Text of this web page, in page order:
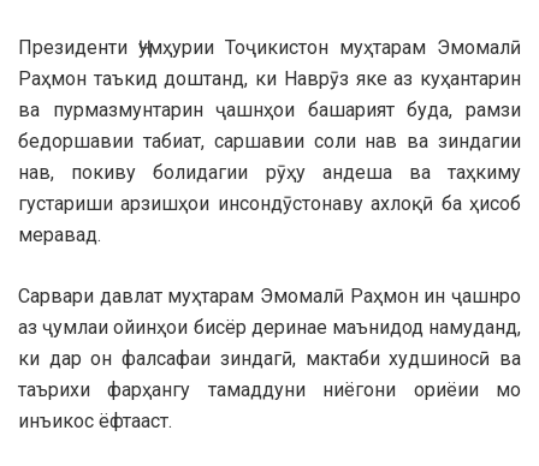
Президенти Ҷумҳурии Тоҷикистон муҳтарам Эмомалӣ
Раҳмон таъкид доштанд, ки Наврӯз яке аз куҳантарин
ва пурмазмунтарин ҷашнҳои башарият буда, рамзи
бедоршавии табиат, саршавии соли нав ва зиндагии
нав, покиву болидагии рӯҳу андеша ва таҳкиму
густариши арзишҳои инсондӯстонаву ахлоқӣ ба ҳисоб
меравад.
Сарвари давлат муҳтарам Эмомалӣ Раҳмон ин ҷашнро
аз ҷумлаи ойинҳои бисёр деринае маънидод намуданд,
ки дар он фалсафаи зиндагӣ, мактаби худшиносӣ ва
таърихи фарҳангу тамаддуни ниёгони ориёии мо
инъикос ёфтааст.